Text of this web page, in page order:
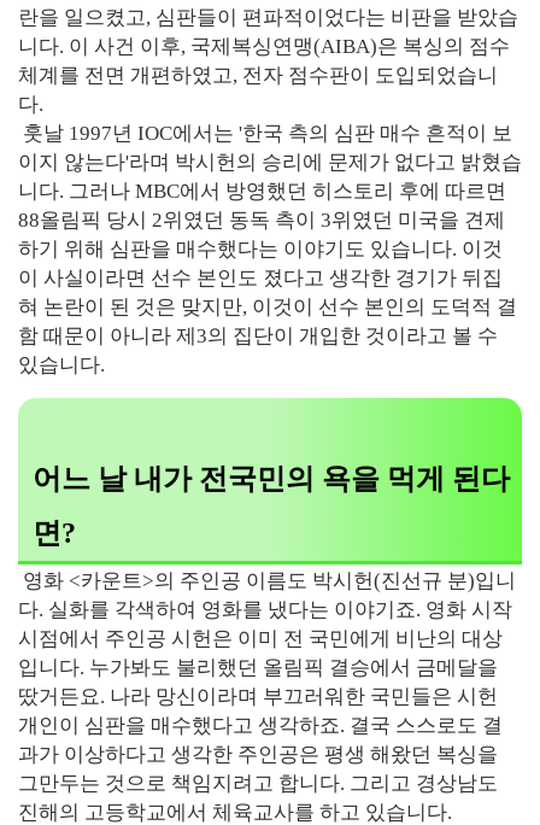
란을 일으켰고, 심판들이 편파적이었다는 비판을 받았습
니다. 이 사건 이후, 국제복싱연맹(AIBA)은 복싱의 점수
체계를 전면 개편하였고, 전자 점수판이 도입되었습니
다.
훗날 1997년 IOC에서는 '한국 측의 심판 매수 흔적이 보
이지 않는다'라며 박시헌의 승리에 문제가 없다고 밝혔습
니다. 그러나 MBC에서 방영했던 히스토리 후에 따르면
88올림픽 당시 2위였던 동독 측이 3위였던 미국을 견제
하기 위해 심판을 매수했다는 이야기도 있습니다. 이것
이 사실이라면 선수 본인도 졌다고 생각한 경기가 뒤집
혀 논란이 된 것은 맞지만, 이것이 선수 본인의 도덕적 결
함 때문이 아니라 제3의 집단이 개입한 것이라고 볼 수
있습니다.
어느 날 내가 전국민의 욕을 먹게 된다
면?
영화 <카운트>의 주인공 이름도 박시헌(진선규 분)입니
다. 실화를 각색하여 영화를 냈다는 이야기죠. 영화 시작
시점에서 주인공 시헌은 이미 전 국민에게 비난의 대상
입니다. 누가봐도 불리했던 올림픽 결승에서 금메달을
땄거든요. 나라 망신이라며 부끄러워한 국민들은 시헌
개인이 심판을 매수했다고 생각하죠. 결국 스스로도 결
과가 이상하다고 생각한 주인공은 평생 해왔던 복싱을
그만두는 것으로 책임지려고 합니다. 그리고 경상남도
진해의 고등학교에서 체육교사를 하고 있습니다.